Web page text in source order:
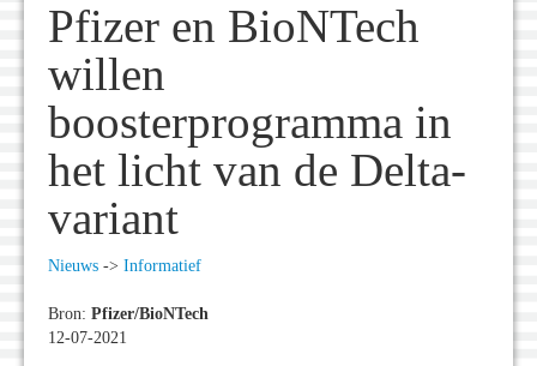
Pfizer en BioNTech
willen
boosterprogramma in
het licht van de Delta-
variant
Nieuws -> Informatief
Bron: Pfizer/BioNTech
12-07-2021